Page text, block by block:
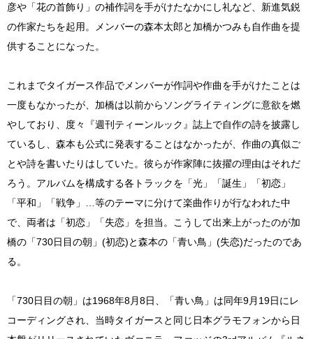
彦や「花の首飾り」の補作詞を手がけたなかにし礼など、新進気鋭
の作家たちを起用。メンバーの森本太郎と加橋かつみも自作曲を提
供することになった。
これまでタイガース作品でメンバーが作詞や作曲を手がけたことは
一度もなかったが、加橋は以前からソングライティングに意欲を燃
やしており、度々『週刊ティーンルック』誌上で自作の詩を披露し
ているし、森本も公式に発表することはなかったが、作曲の真似ご
とや詩を書いたりはしていた。彼らが作家陣に抜擢の理由はそれだ
ろう。アルバムを構成する各トラックを「光」「誕生」「初恋」
「平和」「戦争」…等のテーマに分けて楽曲作りが行なわれた中
で、両者は「初恋」「失恋」を担当。こうして出来上がったのが加
橋の「730日目の朝」(初恋)と森本の「青い鳥」(失恋)だったのであ
る。
「730日目の朝」は1968年8月8日、「青い鳥」は同年9月19日にレ
コーディングされ、当時タイガースと同じ日本グラモフォンから日